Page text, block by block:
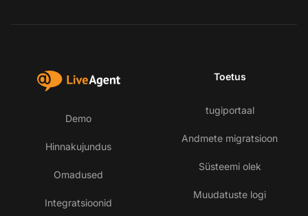
Demo
Hinnakujundus
Omadused
Integratsioonid
Toetus
tugiportaal
Andmete migratsioon
Süsteemi olek
Muudatuste logi